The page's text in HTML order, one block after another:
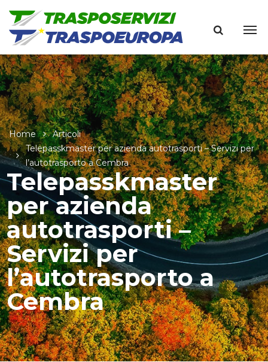
Home
Articoli
Telepasskmaster per azienda autotrasporti – Servizi per
l’autotrasporto a Cembra
Telepasskmaster
per azienda
autotrasporti –
Servizi per
l’autotrasporto a
Cembra